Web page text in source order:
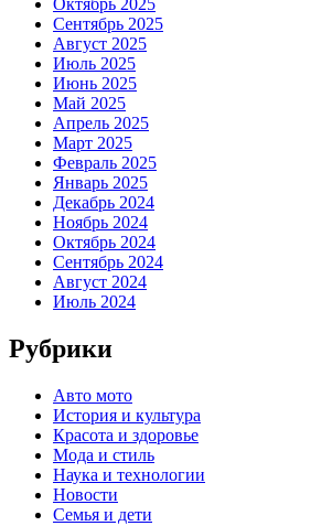
Октябрь 2025
Сентябрь 2025
Август 2025
Июль 2025
Июнь 2025
Май 2025
Апрель 2025
Март 2025
Февраль 2025
Январь 2025
Декабрь 2024
Ноябрь 2024
Октябрь 2024
Сентябрь 2024
Август 2024
Июль 2024
Рубрики
Авто мото
История и культура
Красота и здоровье
Мода и стиль
Наука и технологии
Новости
Семья и дети